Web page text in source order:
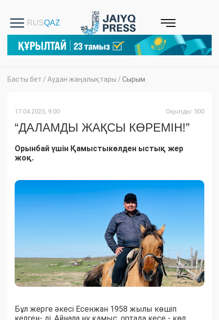
Басты бет / Аудан жаңалықтары / Сырым
17.04.2025, 9:00 Оқылды: 500
“ДАЛАМДЫ ЖАҚСЫ КӨРЕМІН!”
Орынбай үшін Қамыстыкөлден ыстық жер
жоқ.
Бұл жерге әкесі Есенжан 1958 жылы көшіп